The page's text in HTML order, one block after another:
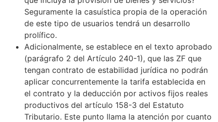
Seguramente la casuística propia de la operación
de este tipo de usuarios tendrá un desarrollo
prolífico.
Adicionalmente, se establece en el texto aprobado
(parágrafo 2 del Artículo 240-1), que las ZF que
tengan contrato de estabilidad jurídica no podrán
aplicar concurrentemente la tarifa establecida en
el contrato y la deducción por activos fijos reales
productivos del artículo 158-3 del Estatuto
Tributario. Este punto llama la atención por cuanto